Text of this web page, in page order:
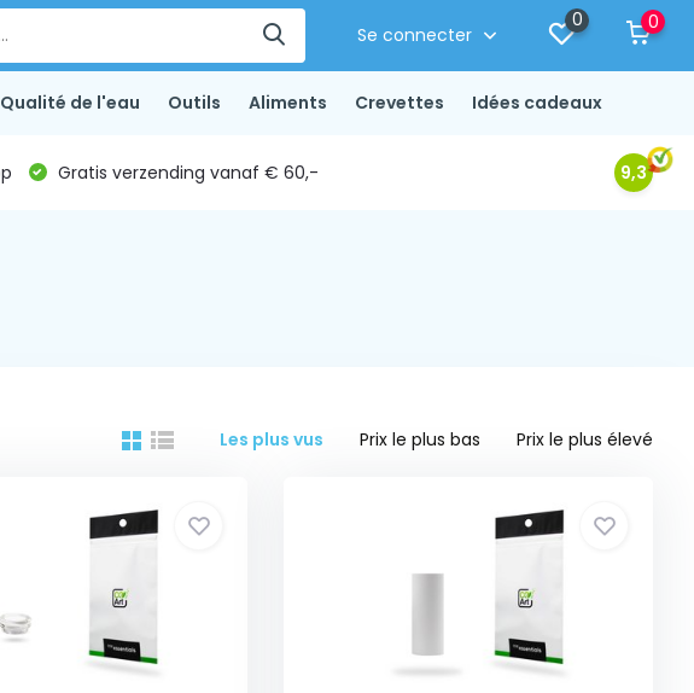
Se connecter
0 0
Qualité de l'eau Outils Aliments Crevettes Idées cadeaux
Gratis verzending vanaf € 60,- 9,3
Les plus vus Prix le plus bas Prix le plus élevé